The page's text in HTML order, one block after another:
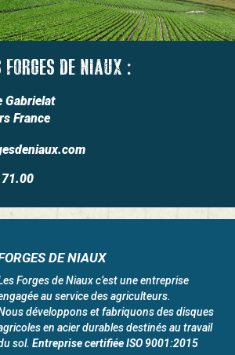
DE NIAUX :
Gabrielat
France
DE NIAUX
Forges de Niaux c’est une entreprise
au service des agriculteurs.
développons et fabriquons des disques
en acier durables destinés au travail
sol. Entreprise certifiée ISO 9001:2015